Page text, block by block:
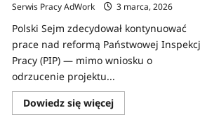
Serwis Pracy AdWork
3 marca, 2026
Polski Sejm zdecydował kontynuować
prace nad reformą Państwowej
Pracy (PIP) — mimo wniosku o
odrzucenie projektu...
Dowiedz się więcejDowiedz
się